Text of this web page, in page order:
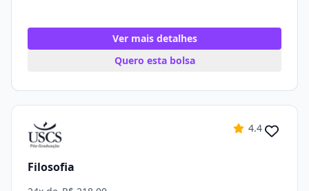
Ver mais detalhes
Quero esta bolsa
4.4
Filosofia